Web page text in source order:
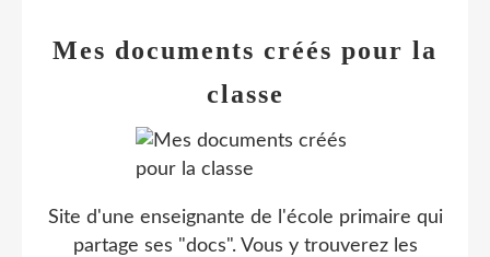
Mes documents créés pour la
classe
Site d'une enseignante de l'école primaire qui
partage ses "docs". Vous y trouverez les